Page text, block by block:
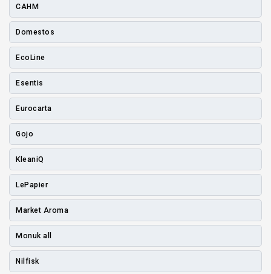
CAHM
Domestos
EcoLine
Esentis
Eurocarta
Gojo
KleaniQ
LePapier
Market Aroma
Monuk all
Nilfisk